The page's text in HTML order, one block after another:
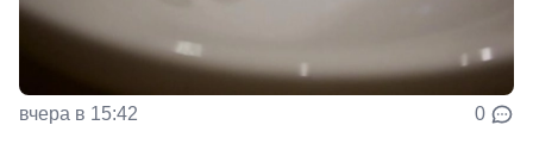
вчера в 15:42 0